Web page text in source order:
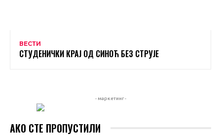
ВЕСТИ
СТУДЕНИЧКИ КРАЈ ОД СИНОЋ БЕЗ СТРУЈЕ
- маркетинг -
АКО СТЕ ПРОПУСТИЛИ